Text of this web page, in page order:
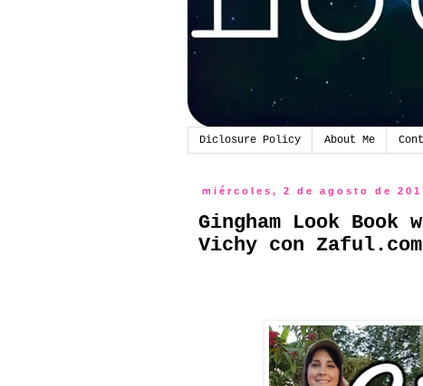
Diclosure Policy About Me
miércoles, 2 de agosto de
Gingham Look
Vichy con Zaful.com